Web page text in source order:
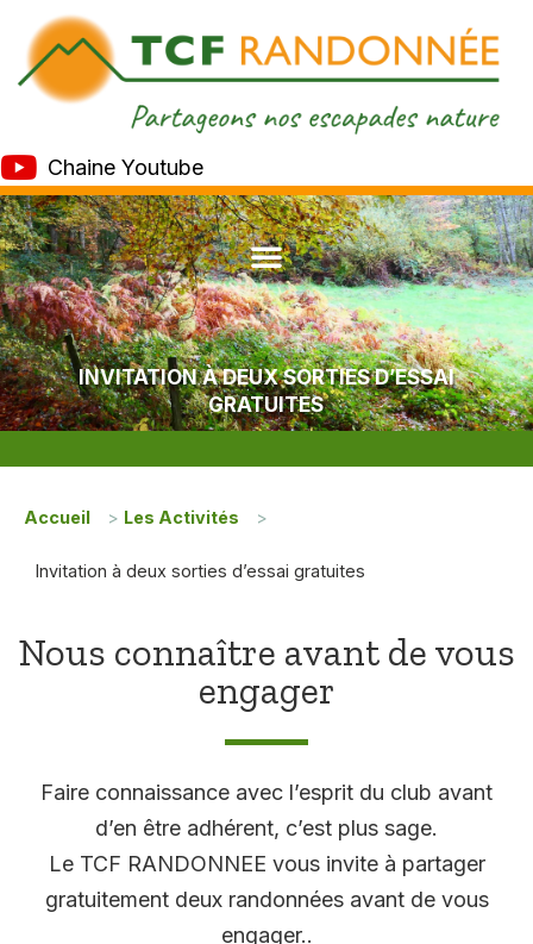
Chaine Youtube
INVITATION À DEUX SORTIES D’ESSAI
GRATUITES
Accueil > Les Activités >
Invitation à deux sorties d’essai gratuites
Nous connaître avant de vous
engager
Faire connaissance avec l’esprit du club avant
d’en être adhérent, c’est plus sage.
Le TCF RANDONNEE vous invite à partager
gratuitement deux randonnées avant de vous
engager..